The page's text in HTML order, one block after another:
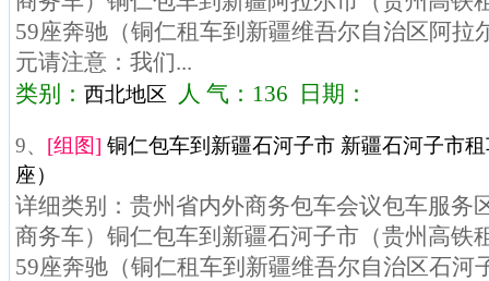
59座奔驰（铜仁租车到新疆维吾尔自治区阿拉
元请注意：我们...
类别： 西北地区 人 气：136 日期：
9、 [组图] 铜仁包车到新疆石河子市 新疆石河子市
座）
详细类别：贵州省内外商务包车会议包车服务
商务车）铜仁包车到新疆石河子市（贵州高铁
59座奔驰（铜仁租车到新疆维吾尔自治区石河